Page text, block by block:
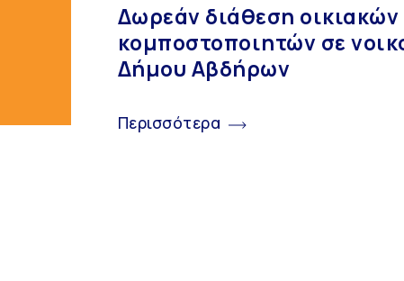
Δωρεάν διάθεση οικιακών
κομποστοποιητών σε
Δήμου Αβδήρων
Περισσότερα